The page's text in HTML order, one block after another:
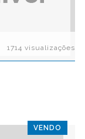
1714 visualizações
VENDO